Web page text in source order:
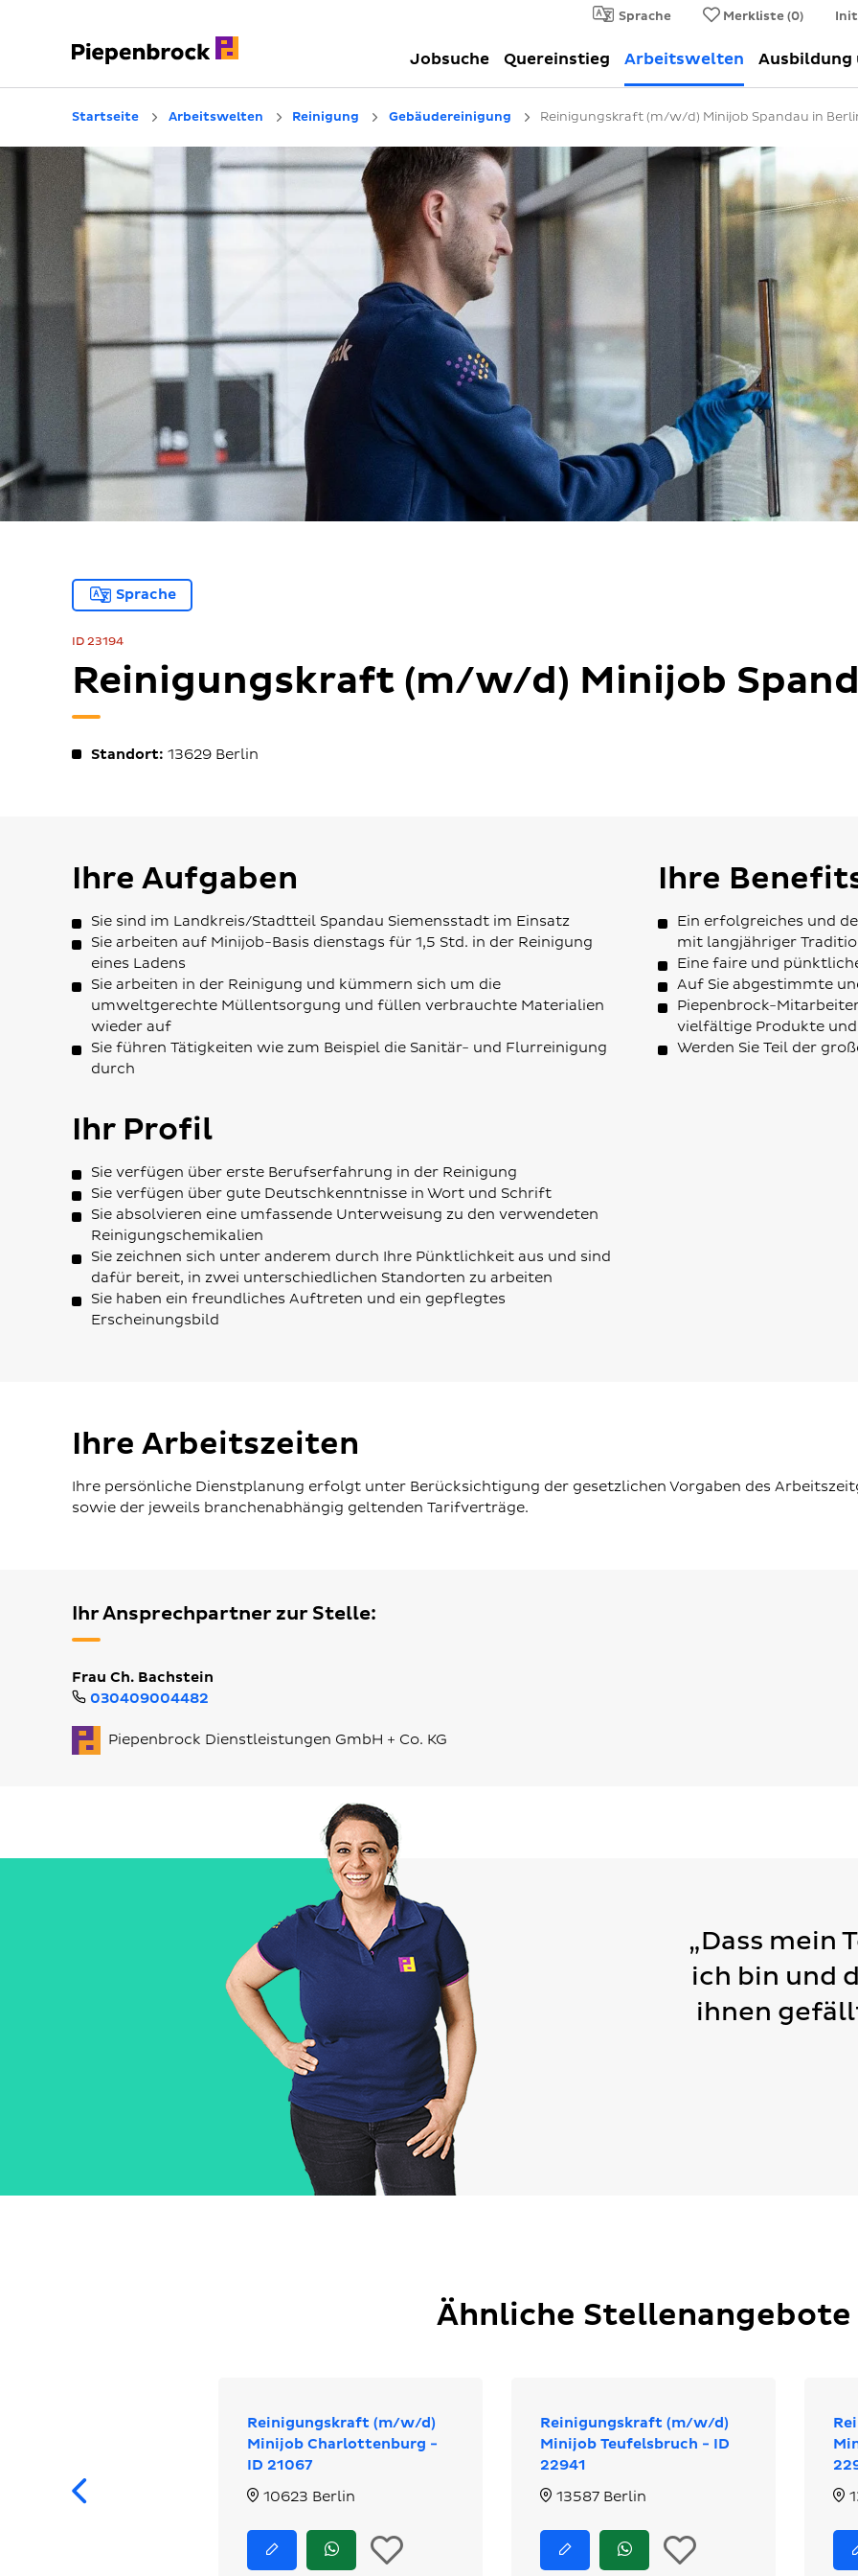
Sprache Merkliste (0)
Jobsuche Quereinstieg Arbeitswelten Ausbildung
Startseite Arbeitswelten Reinigung Gebäudereinigung Reinigungskraft (m/w/d) Minijob Spandau in
Sprache
ID 23194
Reinigungskraft (m/w/d) Minijob
Standort: 13629 Berlin
Ihre Aufgaben
Sie sind im Landkreis/Stadtteil Spandau Siemensstadt im Einsatz
Sie arbeiten auf Minijob-Basis dienstags für 1,5 Std. in der Reinigung
eines Ladens
Sie arbeiten in der Reinigung und kümmern sich um die
umweltgerechte Müllentsorgung und füllen verbrauchte Materialien
wieder auf
Sie führen Tätigkeiten wie zum Beispiel die Sanitär- und Flurreinigung
durch
Ihr Profil
Sie verfügen über erste Berufserfahrung in der Reinigung
Sie verfügen über gute Deutschkenntnisse in Wort und Schrift
Sie absolvieren eine umfassende Unterweisung zu den verwendeten
Reinigungschemikalien
Sie zeichnen sich unter anderem durch Ihre Pünktlichkeit aus und sind
dafür bereit, in zwei unterschiedlichen Standorten zu arbeiten
Sie haben ein freundliches Auftreten und ein gepflegtes
Erscheinungsbild
Ihre
Ein erfolgreiches und
mit langjähriger
Eine faire und
Auf Sie abgestimmte
Piepenbrock-
vielfältige Produkte
Werden Sie Teil der
Ihre Arbeitszeiten
Ihre persönliche Dienstplanung erfolgt unter Berücksichtigung der gesetzlichen Vorgaben des
sowie der jeweils branchenabhängig geltenden Tarifverträge.
Ihr Ansprechpartner zur Stelle:
Frau Ch. Bachstein
030409004482
Piepenbrock Dienstleistungen GmbH + Co. KG
„Dass mein
ich bin und
ihnen
Ähnliche Stellenangebote
Zurück
Reinigungskraft (m/w/d)
Minijob Charlottenburg -
ID 21067
10623 Berlin
Jetzt
bewerben
Jetzt
via
In
Reinigungskraft (m/w/d)
Minijob Teufelsbruch - ID
22941
13587 Berlin
Jetzt
bewerben
Jetzt
via
In